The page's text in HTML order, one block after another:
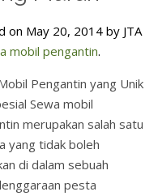
on May 20, 2014 by JTA
mobil pengantin.
Pengantin yang Unik
Sewa mobil
merupakan salah satu
yang tidak boleh
di dalam sebuah
pesta